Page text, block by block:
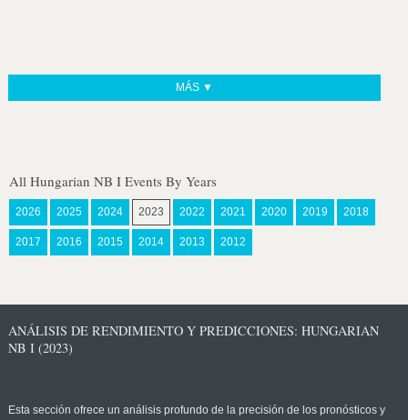
MÁS ▼
All Hungarian NB I Events By Years
2026 2025 2024 2023 2022 2021 2020 2019 2018
2017 2016 2015 2014 2013 2012
ANÁLISIS DE RENDIMIENTO Y PREDICCIONES: HUNGARIAN
NB I (2023)
Esta sección ofrece un análisis profundo de la precisión de los pronósticos y